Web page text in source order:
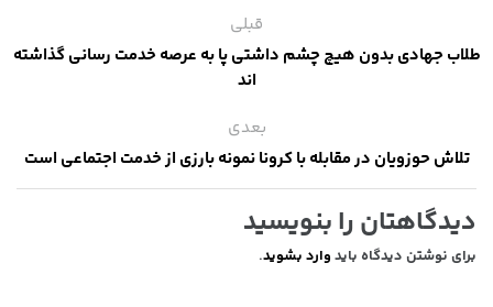
قبلی
طلاب جهادی بدون هیچ چشم داشتی پا به عرصه خدمت رسانی گذاشته
اند
بعدی
تلاش حوزویان در مقابله با کرونا نمونه بارزی از خدمت اجتماعی است
دیدگاهتان را بنویسید
برای نوشتن دیدگاه باید وارد بشوید.